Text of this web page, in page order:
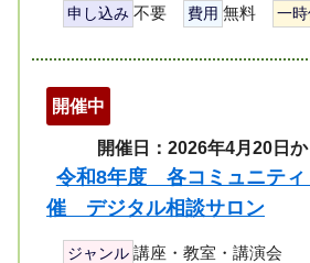
申し込み 不要 費用 無料 一
開催中
開催日：2026年4月20日
令和8年度 各コミュニティ
催 デジタル相談サロン
ジャンル 講座・教室・講演会